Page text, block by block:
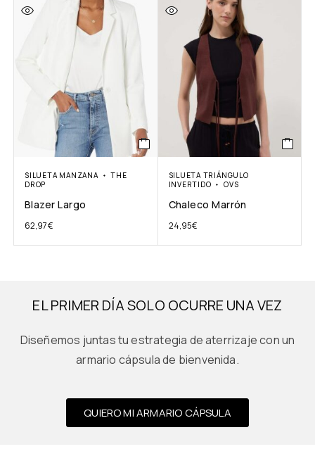
SILUETA MANZANA
THE
DROP
Blazer Largo
62,97€
SILUETA TRIÁNGULO
INVERTIDO
OVS
Chaleco Marrón
24,95€
EL PRIMER DÍA SOLO OCURRE UNA VEZ
Diseñemos juntas tu estrategia de aterrizaje con un
armario cápsula de bienvenida.
QUIERO MI ARMARIO CÁPSULA